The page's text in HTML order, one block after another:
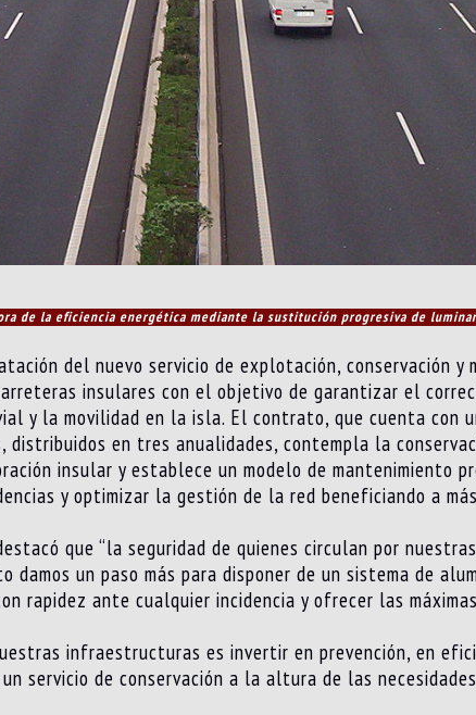
de la eficiencia energética mediante la sustitución progresiva de
del nuevo servicio de explotación, conservación y
insulares con el objetivo de garantizar el
y la movilidad en la isla. El contrato, que cuenta con
distribuidos en tres anualidades, contempla la
insular y establece un modelo de mantenimiento
y optimizar la gestión de la red beneficiando a
que “la seguridad de quienes circulan por
un paso más para disponer de un sistema de
rapidez ante cualquier incidencia y ofrecer las
infraestructuras es invertir en prevención, en
servicio de conservación a la altura de las